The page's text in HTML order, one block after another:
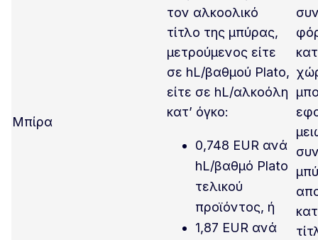
Μπίρα
τον αλκοολικό
τίτλο της μπύρας,
μετρούμενος είτε
σε hL/βαθμού Plato,
είτε σε hL/αλκοόλη
κατ’ όγκο:
0,748 EUR ανά
hL/βαθμό Plato
τελικού
προϊόντος, ή
1,87 EUR ανά